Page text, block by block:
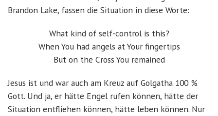
Brandon Lake, fassen die Situation in diese Worte:
What kind of self-control is this?
When You had angels at Your fingertips
But on the Cross You remained
Jesus ist und war auch am Kreuz auf Golgatha 100 %
Gott. Und ja, er hätte Engel rufen können, hätte der
Situation entfliehen können, hätte leben können. Nur